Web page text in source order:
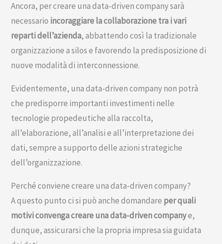
Ancora, per creare una data-driven company sarà
necessario incoraggiare la collaborazione tra i vari
reparti dell’azienda, abbattendo così la tradizionale
organizzazione a silos e favorendo la predisposizione di
nuove modalità di interconnessione.
Evidentemente, una data-driven company non potrà
che predisporre importanti investimenti nelle
tecnologie propedeutiche alla raccolta,
all’elaborazione, all’analisi e all’interpretazione dei
dati, sempre a supporto delle azioni strategiche
dell’organizzazione.
Perché conviene creare una data-driven company?
A questo punto ci si può anche domandare per quali
motivi convenga creare una data-driven companye,
dunque, assicurarsi che la propria impresa sia guidata